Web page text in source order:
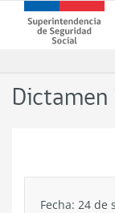
contenido
de
-
Fecha: 24 de